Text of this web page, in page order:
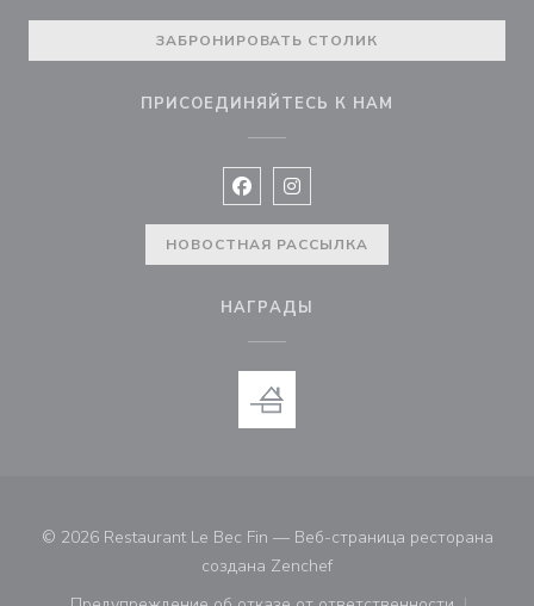
ЗАБРОНИРОВАТЬ СТОЛИК
ПРИСОЕДИНЯЙТЕСЬ К НАМ
Facebook ((открывается в новом
Instagram ((открывается в
НОВОСТНАЯ РАССЫЛКА
НАГРАДЫ
© 2026 Restaurant Le Bec Fin — Веб-страница ресторана
создана Zenchef((открывается в новом